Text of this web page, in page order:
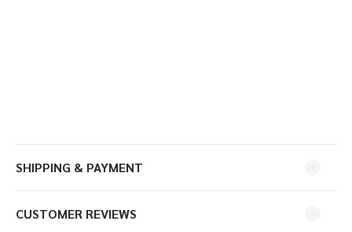
SHIPPING & PAYMENT
CUSTOMER REVIEWS